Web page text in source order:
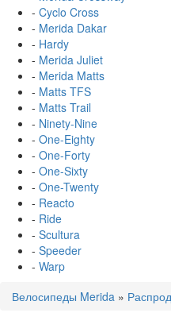
- Cyclo Cross
- Merida Dakar
- Hardy
- Merida Juliet
- Merida Matts
- Matts TFS
- Matts Trail
- Ninety-Nine
- One-Eighty
- One-Forty
- One-Sixty
- One-Twenty
- Reacto
- Ride
- Scultura
- Speeder
- Warp
Велосипеды Merida »